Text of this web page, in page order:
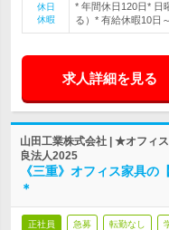
休日
休暇
* 年間休日120日* 日
る）* 有給休暇10日
求人詳細を見る
山田工業株式会社 | ★オフィ
良法人2025
《三重》オフィス家具
＊
正社員 急募 転勤なし